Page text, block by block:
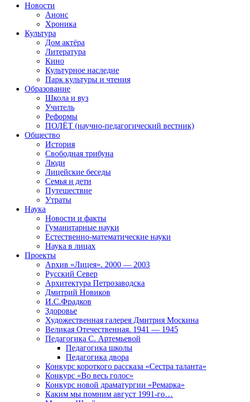
Новости
Анонс
Хроника
Культура
Дом актёра
Литература
Кино
Культурное наследие
Парк культуры и чтения
Образование
Школа и вуз
Учитель
Реформы
ПОЛЁТ (научно-педагогический вестник)
Общество
История
Свободная трибуна
Люди
Лицейские беседы
Семья и дети
Путешествие
Утраты
Наука
Новости и факты
Гуманитарные науки
Естественно-математические науки
Наука в лицах
Проекты
Архив «Лицея». 2000 — 2003
Русский Север
Архитектура Петрозаводска
Дмитрий Новиков
И.С.Фрадков
Здоровье
Художественная галерея Дмитрия Москина
Великая Отечественная. 1941 — 1945
Педагогика С. Артемьевой
Педагогика школы
Педагогика двора
Конкурс короткого рассказа «Сестра таланта»
Конкурс «Во весь голос»
Конкурс новой драматургии «Ремарка»
Каким мы помним август 1991-го…